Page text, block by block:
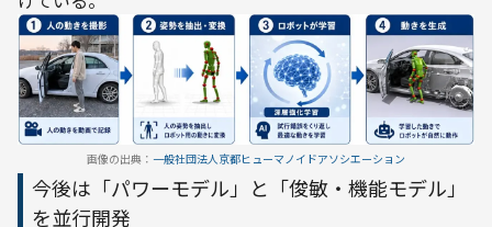
画像の出典： 一般社団法人京都ヒューマノイドアソシエーション
今後は「パワーモデル」と「俊敏・機能モデル」
を並行開発